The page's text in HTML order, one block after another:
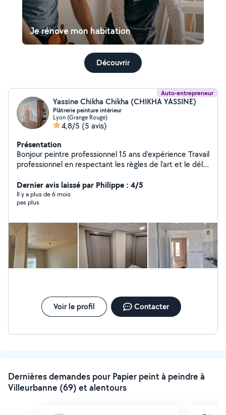
Je rénove mon habitation
Découvrir
Auto-entrepreneur
Yassine Chikha Chikha (CHIKHA YASSINE)
Plâtrerie peinture intérieur
Lyon (Grange Rouge)
4,8/5 (5 avis)
Présentation
Bonjour peintre professionnel 15 ans d'expérience Travail
professionnel en respectant les règles de l'art et le délai
Dernier avis laissé par Philippe : 4/5
Il y a plus de 6 mois
pas plus
Voir le profil Contacter
Dernières demandes pour Papier peint à peindre à
Villeurbanne (69) et alentours